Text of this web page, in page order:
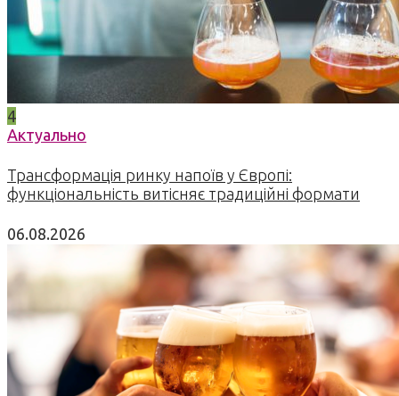
4
Актуально
Трансформація ринку напоїв у Європі:
функціональність витісняє традиційні формати
06.08.2026